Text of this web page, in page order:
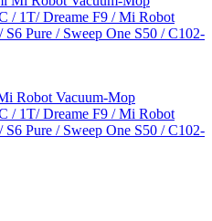
Robot Vacuum-Mop
/ 1T/ Dreame F9 / Mi Robot
S6 Pure / Sweep One S50 / C102-